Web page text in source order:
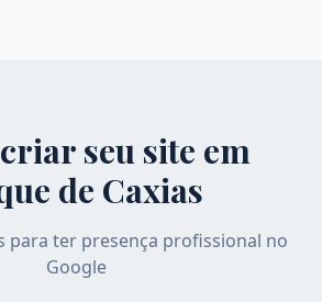
seu site em
de Caxias
para ter presença profissional no
Google